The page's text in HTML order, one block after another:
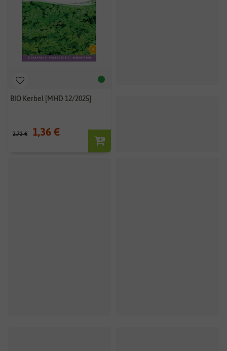
BIO Kerbel [MHD 12/2025]
2,73 € 1,36 €